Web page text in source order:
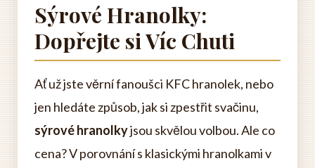
Sýrové Hranolky:
Dopřejte si Víc Chuti
Ať už jste věrní fanoušci KFC hranolek, nebo
jen hledáte způsob, jak si zpestřit svačinu,
sýrové hranolkyjsou skvělou volbou. Ale co
cena? V porovnání s klasickými hranolkami v